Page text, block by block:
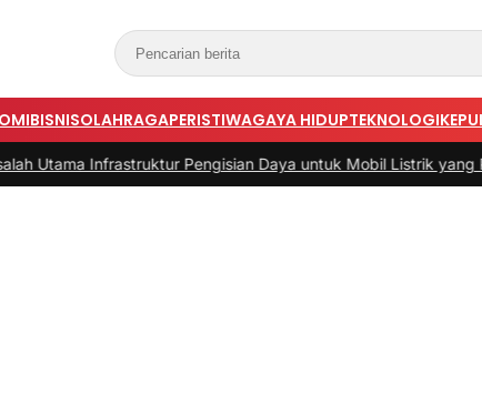
BISNISOLAHRAGAPERISTIWAGAYA HIDUPTEKNOLOGI
Infrastruktur Pengisian Daya untuk Mobil Listrik yang Perlu